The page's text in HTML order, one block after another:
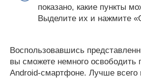
показано, какие пункты
Выделите их и нажмите
Воспользовавшись
вы сможете немного освободить
Android-смартфоне. Лучше всего